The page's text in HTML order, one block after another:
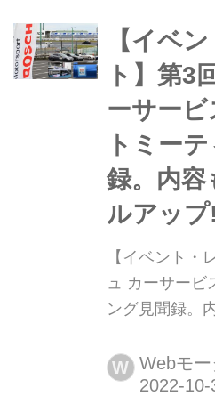
「絶版車まつ
4~5日は関東
【イベ
ト】第3
ーサービ
トミー
録。内容
ルアップ!
【イベント・
ュ カーサービ
ング見聞録。
キット(茨城県
カー・サー・
W Webモ